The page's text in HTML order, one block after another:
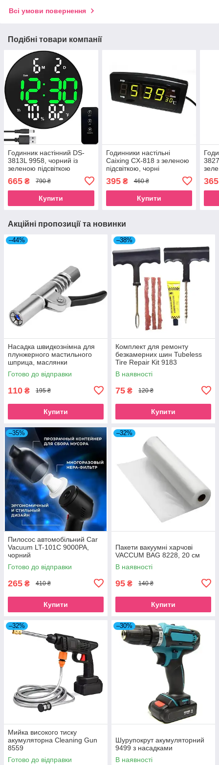
Всі умови повернення
Подібні товари компанії
Годинник настінний DS-
3813L 9958, чорний із
зеленою підсвіткою
665 ₴ 790 ₴
Купити
Годинники настільні
Caixing CX-818 з зеленою
підсвіткою, чорні
395₴ 460 ₴
Купити
365
Акційні пропозиції та новинки
–44%
Насадка швидкознімна для
плунжерного мастильного
шприца, маслянки
Готово до відправки
110 ₴ 195 ₴
Купити
–38%
Комплект для ремонту
безкамерних шин Tubeless
Tire Repair Kit 9183
В наявності
75 ₴ 120 ₴
Купити
–35%
Пилосос автомобільний Car
Vacuum LT-101C 9000PA,
чорний
Готово до відправки
265 ₴ 410 ₴
Купити
–32%
Пакети вакуумні харчові
VACCUM BAG 8228, 20 см
В наявності
95 ₴ 140 ₴
Купити
–32%
Мийка високого тиску
акумуляторна Cleaning Gun
8559
Готово до відправки
–30%
Шурупокрут акумуляторний
9499 з насадками
В наявності